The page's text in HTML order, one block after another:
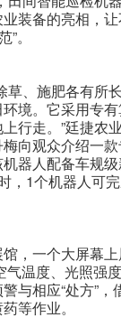
装备的亮相，
。
草、施肥各有所
境。它采用专
行走。”廷捷农
向观众介绍一
器人配备车规
，1个机器人可
，一个大屏幕
气温度、光照强
与相应“处方”，
等作业。